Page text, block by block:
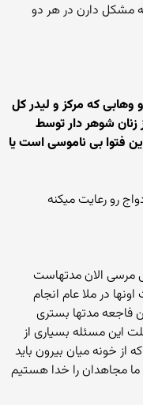
که مشکل دارن در هر دو
وهابی که مرکز و لیدر کل
شوهر دار توسط
فتوا بی ناموسی است یا
رو رعایت میکنه
مرسی الان مدتهاست
در ملا عام انجام
فاجعه مدتها بستری
این مسئله بسیاری از
از خونه میان بیرون باید
مجاهدان را خدا هستیم